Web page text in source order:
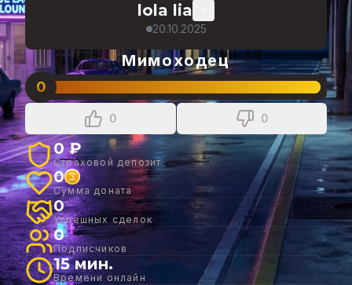
lola lia
20.10.2025
Мимоходец
0
0 0
0 ₽
Страховой депозит
0
Сумма доната
0
Успешных сделок
0
Подписчиков
15 мин.
Времени онлайн